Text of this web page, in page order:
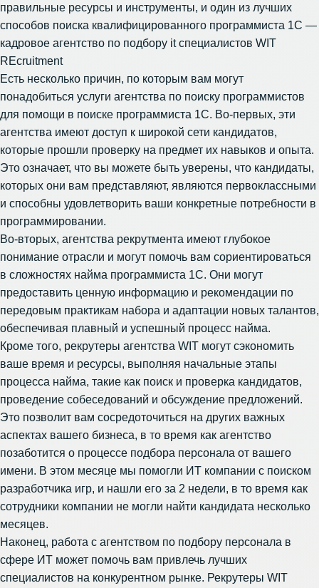
правильные ресурсы и инструменты, и один из лучших
способов поиска квалифицированного программиста 1С —
кадровое агентство по подбору it специалистов WIT
REcruitment
Есть несколько причин, по которым вам могут
понадобиться услуги агентства по поиску программистов
для помощи в поиске программиста 1С. Во-первых, эти
агентства имеют доступ к широкой сети кандидатов,
которые прошли проверку на предмет их навыков и опыта.
Это означает, что вы можете быть уверены, что кандидаты,
которых они вам представляют, являются первоклассными
и способны удовлетворить ваши конкретные потребности в
программировании.
Во-вторых, агентства рекрутмента имеют глубокое
понимание отрасли и могут помочь вам сориентироваться
в сложностях найма программиста 1С. Они могут
предоставить ценную информацию и рекомендации по
передовым практикам набора и адаптации новых талантов,
обеспечивая плавный и успешный процесс найма.
Кроме того, рекрутеры агентства WIT могут сэкономить
ваше время и ресурсы, выполняя начальные этапы
процесса найма, такие как поиск и проверка кандидатов,
проведение собеседований и обсуждение предложений.
Это позволит вам сосредоточиться на других важных
аспектах вашего бизнеса, в то время как агентство
позаботится о процессе подбора персонала от вашего
имени. В этом месяце мы помогли ИТ компании с поиском
разработчика игр, и нашли его за 2 недели, в то время как
сотрудники компании не могли найти кандидата несколько
месяцев.
Наконец, работа с агентством по подбору персонала в
сфере ИТ может помочь вам привлечь лучших
специалистов на конкурентном рынке. Рекрутеры WIT